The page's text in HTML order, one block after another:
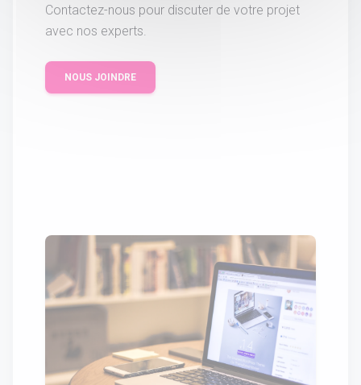
Contactez-nous pour discuter de votre projet
avec nos experts.
NOUS JOINDRE